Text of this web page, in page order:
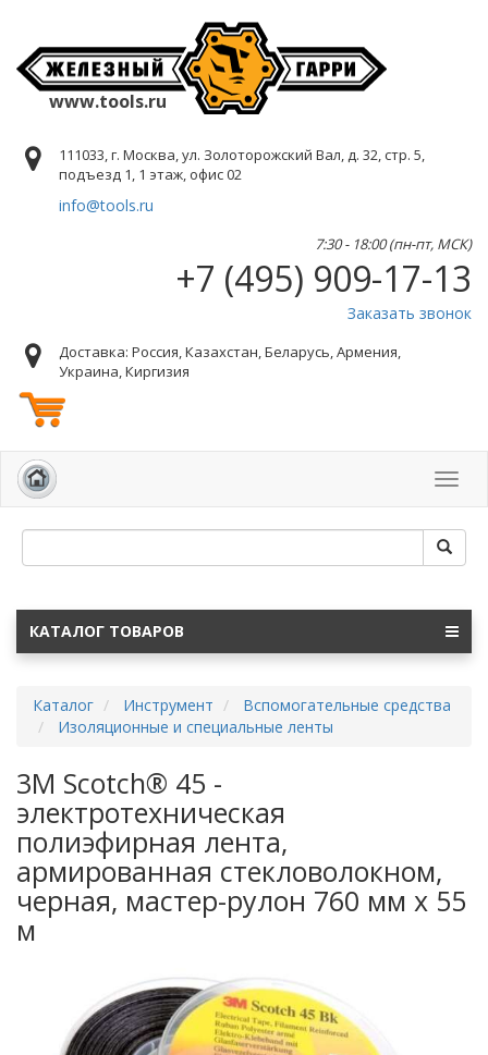
www.tools.ru
111033, г. Москва, ул. Золоторожский Вал, д. 32, стр. 5,
подъезд 1, 1 этаж, офис 02
info@tools.ru
7:30 - 18:00 (пн-пт, МСК)
+7 (495) 909-17-13
Заказать звонок
Доставка: Россия, Казахстан, Беларусь, Армения,
Украина, Киргизия
КАТАЛОГ ТОВАРОВ
Каталог Инструмент
Вспомогательные средства
Изоляционные и специальные ленты
3M Scotch® 45 -
электротехническая
полиэфирная лента,
армированная стекловолокном,
черная, мастер-рулон 760 мм x 55
м